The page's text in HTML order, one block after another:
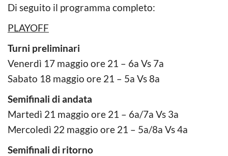
Di seguito il programma completo:
PLAYOFF
Turni preliminari
Venerdì 17 maggio ore 21 – 6a Vs 7a
Sabato 18 maggio ore 21 – 5a Vs 8a
Semifinali di andata
Martedì 21 maggio ore 21 – 6a/7a Vs 3a
Mercoledì 22 maggio ore 21 – 5a/8a Vs 4a
Semifinali di ritorno